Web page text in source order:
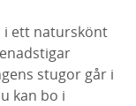
i ett naturskönt
stugor går i
kan bo i